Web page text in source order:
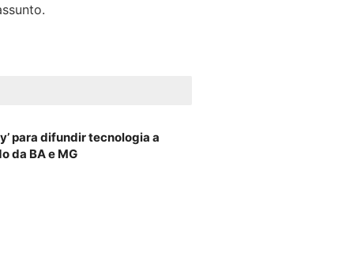
para difundir tecnologia a
da BA e MG